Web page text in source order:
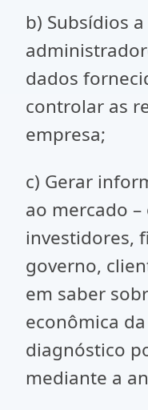
b) Subsídios
dados
controlar as
empresa;
c) Gerar
ao mercado
investidores,
governo,
em saber
econômica
diagnóstico
mediante a